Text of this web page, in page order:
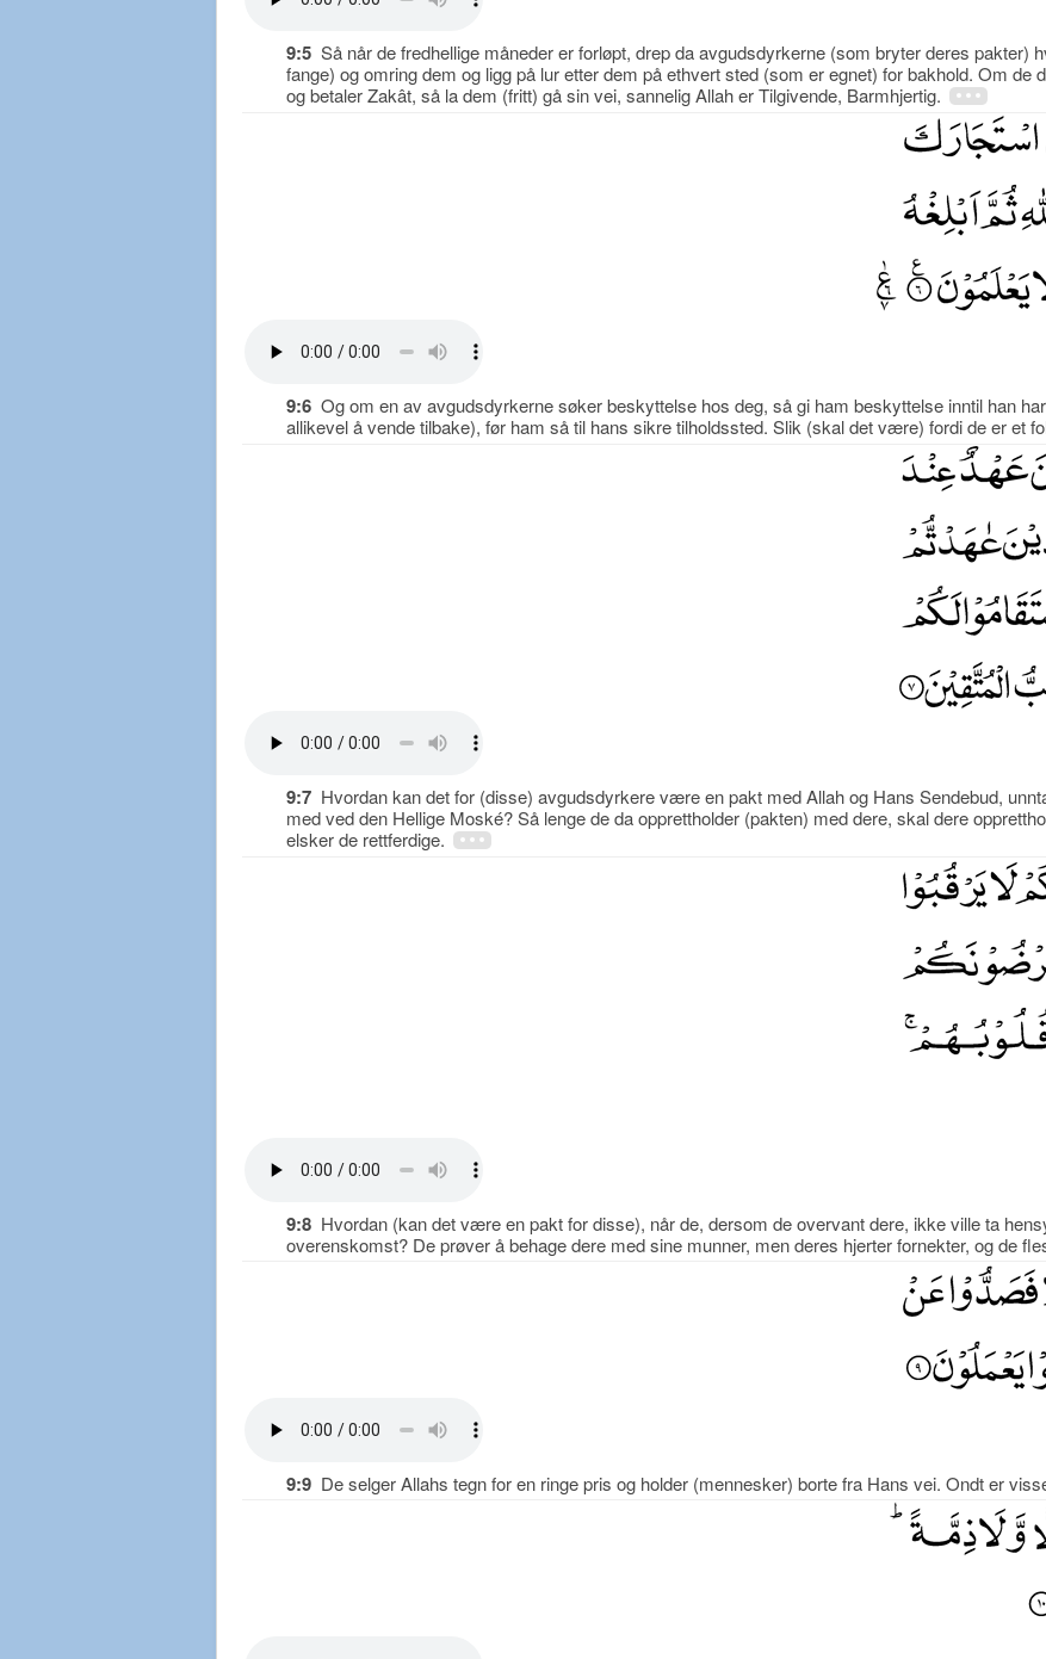
9:5 Så når de fredhellige måneder er forløpt, drep da avgudsdyrkerne (som bryter deres pakter)
fange) og omring dem og ligg på lur etter dem på ethvert sted (som er egnet) for bakhold. Om de
og betaler Zakât, så la dem (fritt) gå sin vei, sannelig Allah er Tilgivende, Barmhjertig.
9:6 Og om en av avgudsdyrkerne søker beskyttelse hos deg, så gi ham beskyttelse inntil han
allikevel å vende tilbake), før ham så til hans sikre tilholdssted. Slik (skal det være) fordi de er et
9:7 Hvordan kan det for (disse) avgudsdyrkere være en pakt med Allah og Hans Sendebud,
med ved den Hellige Moské? Så lenge de da opprettholder (pakten) med dere, skal dere
elsker de rettferdige.
9:8 Hvordan (kan det være en pakt for disse), når de, dersom de overvant dere, ikke ville ta
overenskomst? De prøver å behage dere med sine munner, men deres hjerter fornekter, og de
9:9 De selger Allahs tegn for en ringe pris og holder (mennesker) borte fra Hans vei. Ondt er